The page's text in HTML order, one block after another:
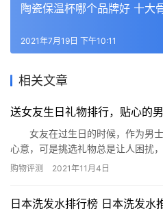
陶瓷保温杯哪个品牌好 十大
2021年7月19日 下午10:11
相关文章
送女友生日礼物排行，贴心的
女友在过生日的时候，作为男士
心意，可是挑选礼物总是让人困扰
样的最符合女友的心意。那么今天
日的时候，选一些比较实用的彩妆
购物评测 2021年11月4日
日本洗发水排行榜 日本洗发水